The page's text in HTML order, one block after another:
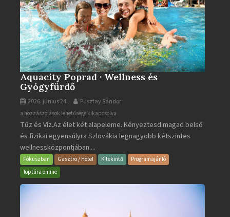
Aquacity Poprad · Wellness és
Gyógyfürdő
2026. június 24. Pusztay Sándor
Aquacity
Poprad
·
Wellness
és
Gyógyfürdő
a hozzászólások lehetősége kikapcsolva
Tűz és Víz.Az élet két alapeleme. Kényeztesd magad belső
és fizikai egyensúlyra Szlovákia legnagyobb kétszintes
wellnessközpontjában....
Fókuszban Gasztro / Hotel Kitekintő
Programajánló
Toptúra online